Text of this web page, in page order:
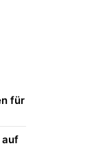
für
auf